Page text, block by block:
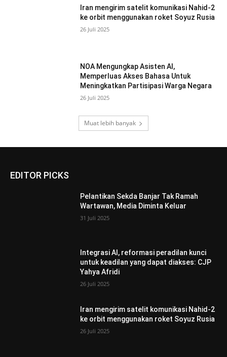
Iran mengirim satelit komunikasi Nahid-2
ke orbit menggunakan roket Soyuz Rusia
26 Juli 2025
NOA Mengungkap Asisten AI,
Memperluas Akses Bahasa Untuk
Meningkatkan Partisipasi Warga Negara
26 Juli 2025
Muat lebih banyak
EDITOR PICKS
Pelantikan Sekda Banjar Tak Ramah
Wartawan, Media Diminta Keluar
31 Juli 2025
Integrasi AI, reformasi peradilan kunci
untuk keadilan yang dapat diakses: CJP
Yahya Afridi
26 Juli 2025
Iran mengirim satelit komunikasi Nahid-2
ke orbit menggunakan roket Soyuz Rusia
26 Juli 2025